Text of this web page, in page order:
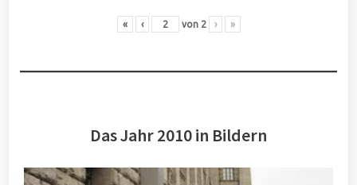
« ‹ von 2 › »
Das Jahr 2010 in Bildern